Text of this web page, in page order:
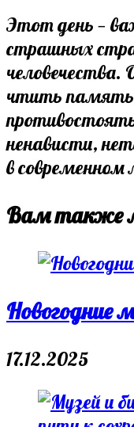
Этот день —
страшных
человечества.
чтить память
ненависти,
в современном
Вам также
Новогодние
17.12.2025